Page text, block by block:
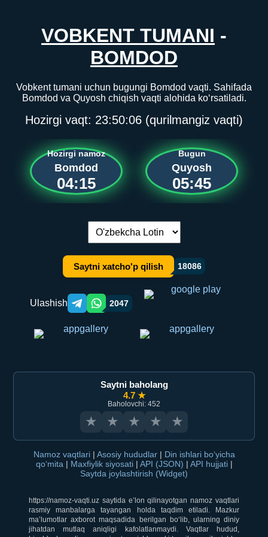
VOBKENT TUMANI -
BOMDOD
Vobkent tumani uchun bugungi Bomdod vaqti. Sahifada
Bomdod va Quyosh chiqish vaqti alohida ko‘rsatiladi.
Hozirgi vaqt: 23:50:06 (qurilmangiz vaqti)
Hozirgi namoz
Bomdod
04:15
Bugun
Quyosh
05:45
Tilni almashtirish:
Saytni xatcho'p qilish 18086
Ulashish Telegram orqali ulashish
WhatsApp orqali ulashish
2047
Saytni baholang
4.7 ★
Baholovchi: 452
★ ★ ★ ★ ★
Namoz vaqtlari | Asosiy hududlar | Din ishlari bo‘yicha
qo‘mita | Maxfiylik siyosati | API (JSON) | API hujjati |
Saytda joylashtirish (Widget)
https://namoz-vaqti.uz saytida e’lon qilinayotgan namoz vaqtlari
rasmiy manbalarga tayangan holda taqdim etiladi. Mazkur
ma’lumotlar axborot maqsadida berilgan bo‘lib, ularning diniy
jihatdan mutlaq aniqligi kafolatlanmaydi. Vaqtlar hudud,